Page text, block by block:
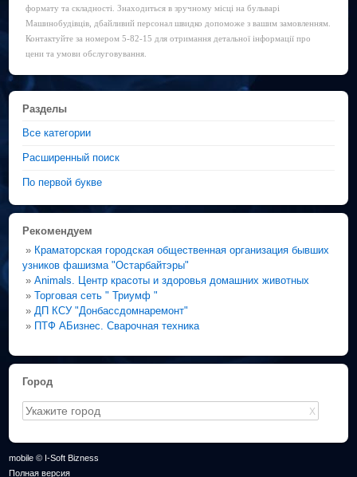
формату та складності. Знаходиться в зручному місці на бульварі
Машинобудівців, дбайливий персонал швидко допоможе з вашим замовленням.
Контактуйте за номером 5-82-15 для отримання детальної інформації про
цени та умови обслуговування.
Разделы
Все категории
Расширенный поиск
По первой букве
Рекомендуем
» Краматорская городская общественная организация бывших
узников фашизма "Остарбайтэры"
»Animals. Центр красоты и здоровья домашних животных
»Торговая сеть " Триумф "
» ДП КСУ "Донбассдомнаремонт"
» ПТФ АБизнес. Сварочная техника
Город
X
mobile © I-Soft Bizness
Полная версия